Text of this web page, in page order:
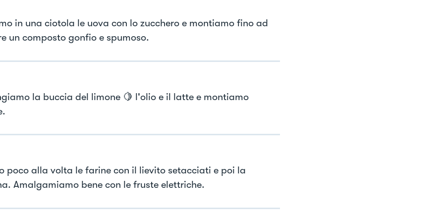
in una ciotola le uova con lo zucchero e montiamo fino ad
un composto gonfio e spumoso.
la buccia del limone 🍋 l'olio e il latte e montiamo
poco alla volta le farine con il lievito setacciati e poi la
Amalgamiamo bene con le fruste elettriche.